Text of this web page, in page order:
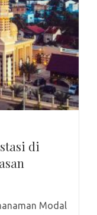
di
Modal